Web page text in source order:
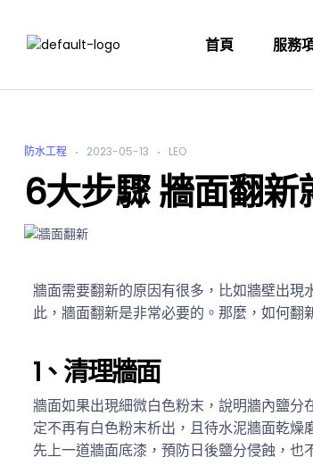
首頁 服務
防水工程 2023-05-13 LEO
6大步驟 牆面翻新
牆面需要翻新的原因有很多，比如牆壁出
此，牆面翻新是非常必要的。那麼，如何翻
1、清理牆面
牆面如果出現細微白色粉末，說明牆內鹽
定不再有白色粉末析出，且待水泥牆面乾
先上一道牆面底漆，預防日後鹽分侵蝕，也